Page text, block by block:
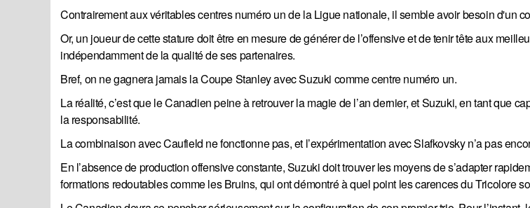
Contrairement aux véritables centres numéro un de la Ligue nationale, il semble avoir besoin d'un
Or, un joueur de cette stature doit être en mesure de générer de l’offensive et de tenir tête aux
indépendamment de la qualité de ses partenaires.
Bref, on ne gagnera jamais la Coupe Stanley avec Suzuki comme centre numéro un.
La réalité, c’est que le Canadien peine à retrouver la magie de l’an dernier, et Suzuki, en tant que
la responsabilité.
La combinaison avec Caufield ne fonctionne pas, et l’expérimentation avec Slafkovsky n’a pas
En l’absence de production offensive constante, Suzuki doit trouver les moyens de s’adapter
formations redoutables comme les Bruins, qui ont démontré à quel point les carences du Tricolore